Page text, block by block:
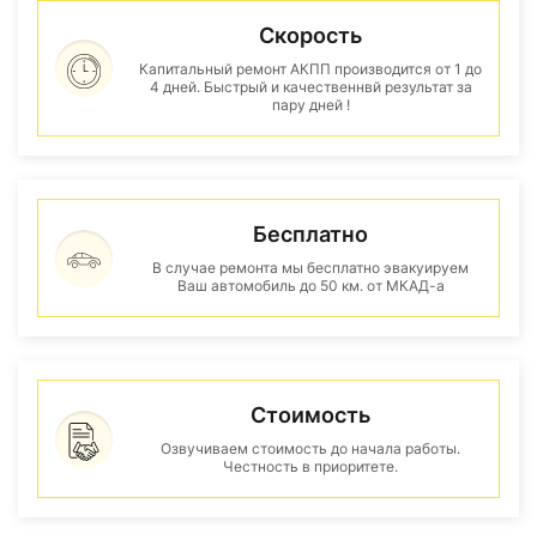
Скорость
Капитальный ремонт АКПП производится от 1 до
4 дней. Быстрый и качественнвй результат за
пару дней !
Бесплатно
В случае ремонта мы бесплатно эвакуируем
Ваш автомобиль до 50 км. от МКАД-а
Стоимость
Озвучиваем стоимость до начала работы.
Честность в приоритете.